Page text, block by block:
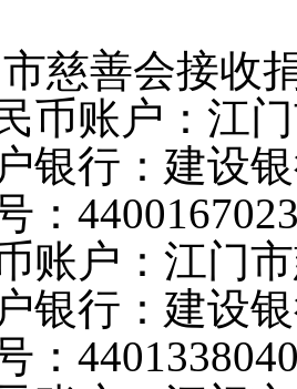
慈善会接收
币账户：江
银行：建设
：
账户：江门
银行：建设
：